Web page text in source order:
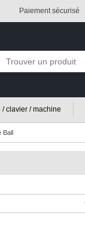
Paiement sécurisé
/ clavier / machine
Ball